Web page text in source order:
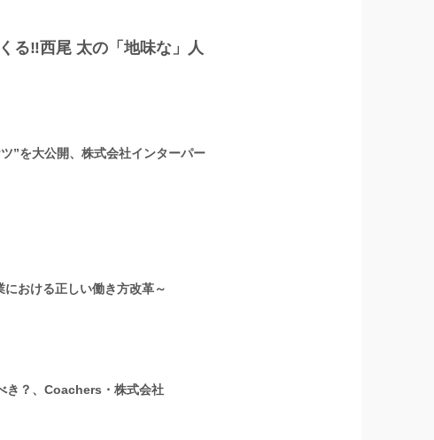
る‼西尾 太の「地味な」人
”を大公開、株式会社インターパー
における正しい働き方改革～
き？、Coachers・株式会社